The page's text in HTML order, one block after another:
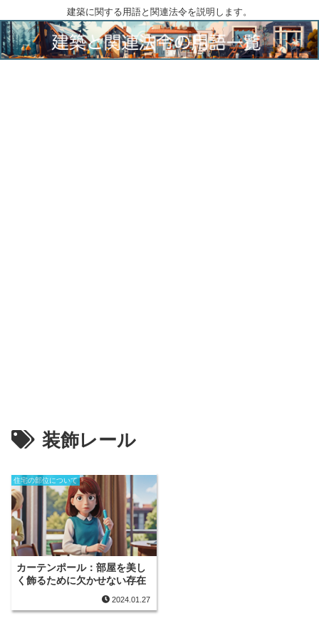
建築に関する用語と関連法令を説明します。
装飾レール
住宅の部位について
カーテンポール：部屋を美し
く飾るために欠かせない存在
2024.01.27